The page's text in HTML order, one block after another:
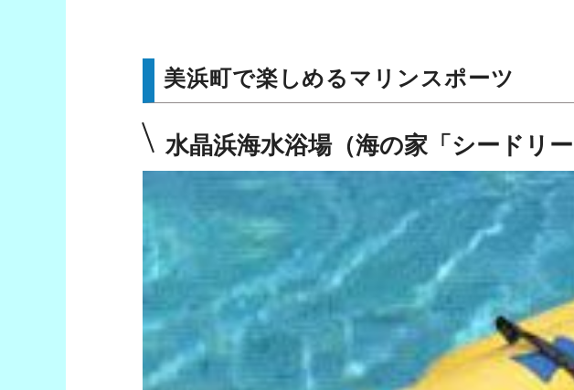
美浜町で楽しめるマリンスポーツ
水晶浜海水浴場（海の家「シードリー